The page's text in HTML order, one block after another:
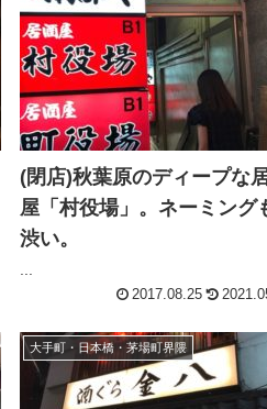
(閉店)秋葉原のディープな
屋「村役場」。ネーミング
渋い。
...
2017.08.25
大手町・日本橋・茅場町界隈